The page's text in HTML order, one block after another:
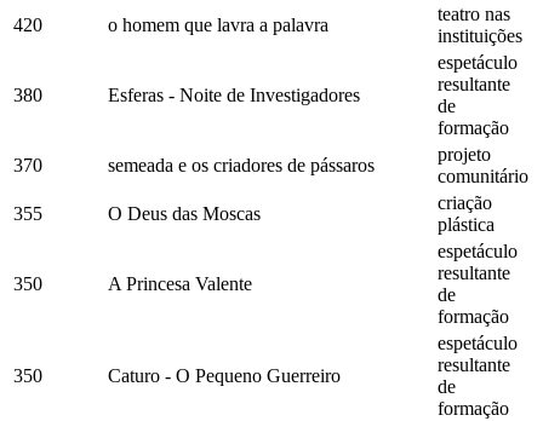
420
o homem que lavra a palavra
teatro nas
instituições
380 Esferas - Noite de Investigadores
espetáculo
resultante
de
formação
370
semeada e os criadores de pássaros
projeto
comunitário
355
O Deus das Moscas
criação
plástica
350 A Princesa Valente
espetáculo
resultante
de
formação
350 Caturo - O Pequeno Guerreiro
espetáculo
resultante
de
formação